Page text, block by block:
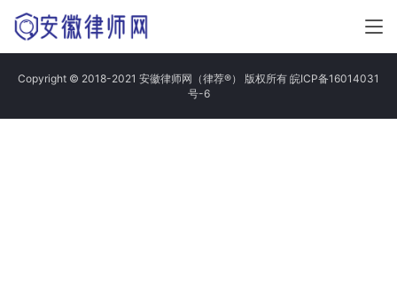
Copyright © 2018-2021 安徽律师网（律荐®） 版权所有 皖ICP备16014031
号-6